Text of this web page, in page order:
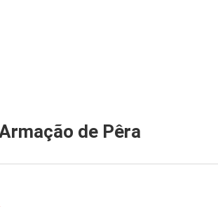
de Pêra